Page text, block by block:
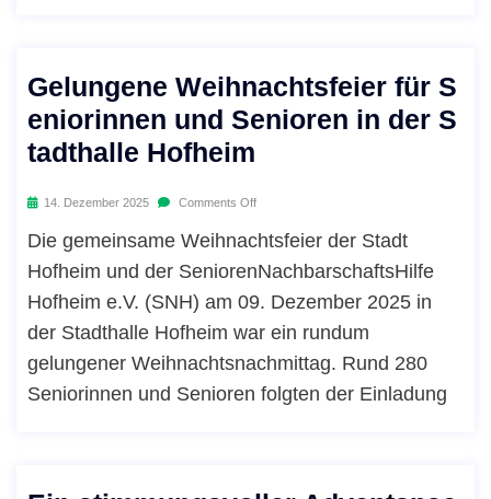
Gelungene Weihnachtsfeier für S
eniorinnen und Senioren in der S
tadthalle Hofheim
14. Dezember 2025 Comments Off
Die gemeinsame Weihnachtsfeier der Stadt
Hofheim und der SeniorenNachbarschaftsHilfe
Hofheim e.V. (SNH) am 09. Dezember 2025 in
der Stadthalle Hofheim war ein rundum
gelungener Weihnachtsnachmittag. Rund 280
Seniorinnen und Senioren folgten der Einladung